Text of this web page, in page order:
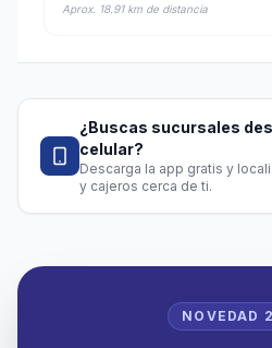
Aprox. 18.91 km de distancia
¿Buscas sucursales
celular?
Descarga la app gratis y
y cajeros cerca de ti.
NOVEDAD